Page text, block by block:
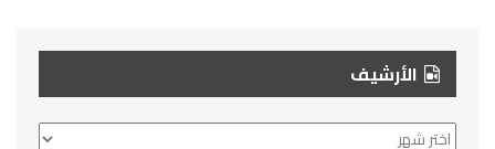
الأرشيف
الأرشيف